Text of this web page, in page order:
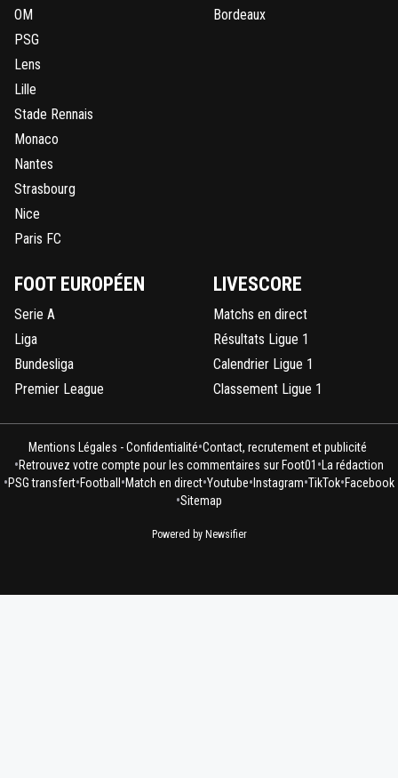
OM
PSG
Lens
Lille
Stade Rennais
Monaco
Nantes
Strasbourg
Nice
Paris FC
Bordeaux
FOOT EUROPÉEN
Serie A
Liga
Bundesliga
Premier League
LIVESCORE
Matchs en direct
Résultats Ligue 1
Calendrier Ligue 1
Classement Ligue 1
Mentions Légales - Confidentialité•Contact, recrutement et publicité
•Retrouvez votre compte pour les commentaires sur Foot01 •La rédaction
•PSG transfert•Football •Match en direct•Youtube• Instagram•TikTok•Facebook
•Sitemap
Powered by Newsifier